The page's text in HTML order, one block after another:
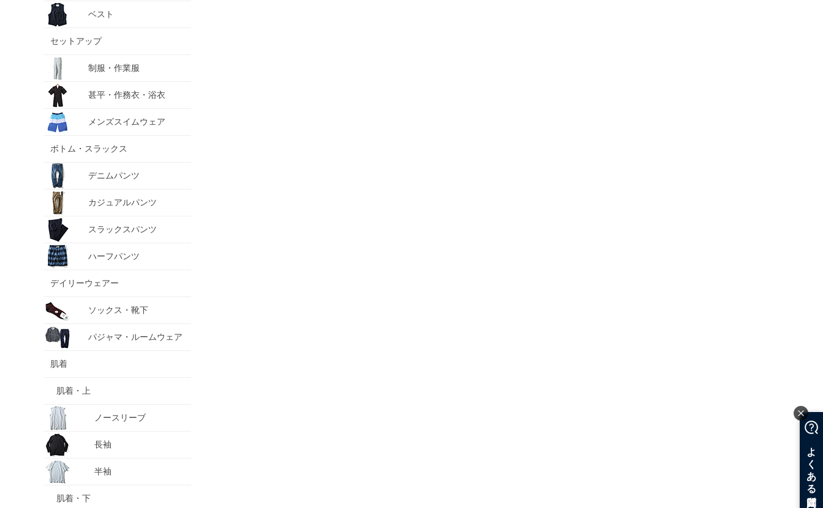
ベスト
セットアップ
制服・作業服
甚平・作務衣・浴衣
メンズスイムウェア
ボトム・スラックス
デニムパンツ
カジュアルパンツ
スラックスパンツ
ハーフパンツ
デイリーウェアー
ソックス・靴下
パジャマ・ルームウェア
肌着
肌着・上
ノースリーブ
長袖
半袖
肌着・下